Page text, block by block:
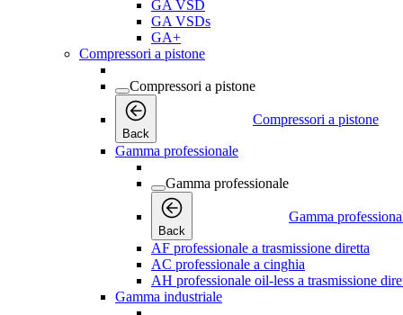
GA VSD
GA VSDs
GA+
Compressori a pistone
Compressori a pistone
Back
Compressori a pistone
Gamma professionale
Gamma professionale
Back
Gamma
AF professionale a trasmissione diretta
AC professionale a cinghia
AH professionale oil-less a trasmissione
Gamma industriale